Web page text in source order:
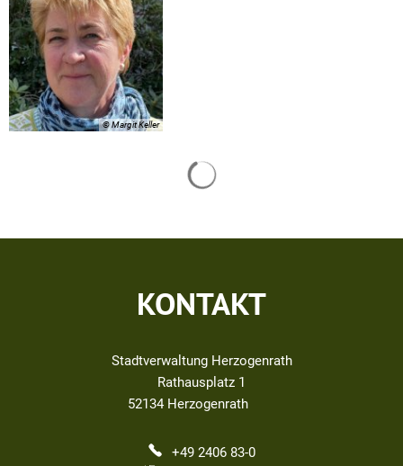
© Margit Keller
KONTAKT
Stadtverwaltung Herzogenrath
Rathausplatz 1
52134 Herzogenrath
+49 2406 83-0